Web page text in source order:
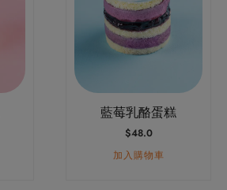
藍莓乳酪蛋糕
$48.0
加入購物車